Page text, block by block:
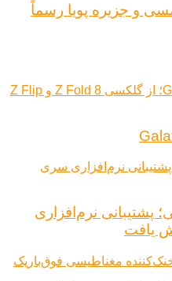
صفحه لمسی و جزیره پویا رسماً
پشتیبانی نرم‌افزاری